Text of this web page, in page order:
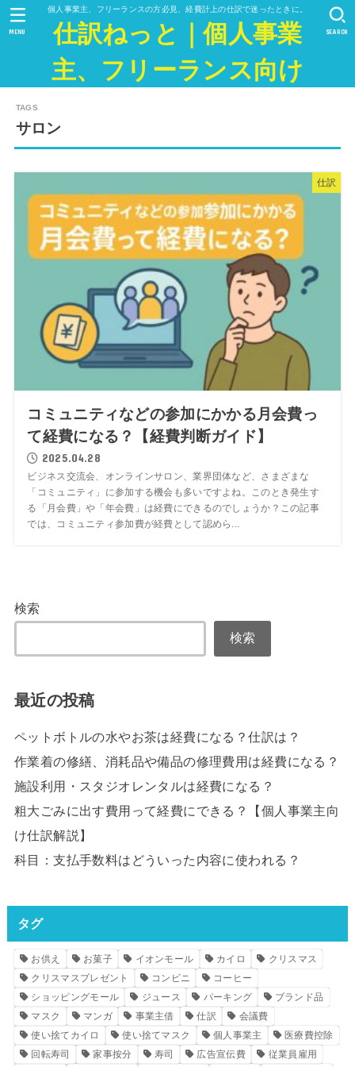
個人事業主、フリーランスの方必見、経費計上の仕訳で迷ったときに。
仕訳ねっと｜個人事業
主、フリーランス向け
SEARCH
MENU
サロン
仕訳
コミュニティなどの参加にかかる月会費っ
て経費になる？【経費判断ガイド】
2025.04.28
ビジネス交流会、オンラインサロン、業界団体など、さまざまな
「コミュニティ」に参加する機会も多いですよね。このとき発生す
る「月会費」や「年会費」は経費にできるのでしょうか？この記事
では、コミュニティ参加費が経費として認めら...
検索
検索
最近の投稿
ペットボトルの水やお茶は経費になる？仕訳は？
作業着の修繕、消耗品や備品の修理費用は経費になる？
施設利用・スタジオレンタルは経費になる？
粗大ごみに出す費用って経費にできる？【個人事業主向
け仕訳解説】
科目：支払手数料はどういった内容に使われる？
タグ
お供え お菓子 イオンモール カイロ
クリスマス
クリスマスプレゼント
コンビニ
コーヒー
ショッピングモール
ジュース パーキング
ブランド品
マスク
マンガ 事業主借 仕訳
会議費
使い捨てカイロ
使い捨てマスク 個人事業主
医療費控除
回転寿司
家事按分 寿司 広告宣伝費 従業員雇用